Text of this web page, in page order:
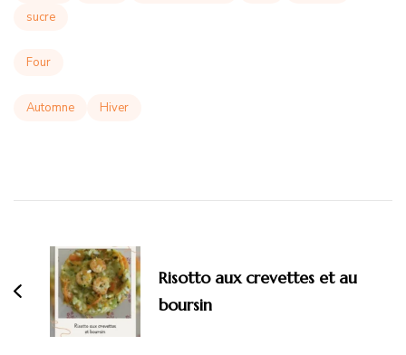
sucre
Four
Automne Hiver
d'article
Risotto aux crevettes et au
boursin